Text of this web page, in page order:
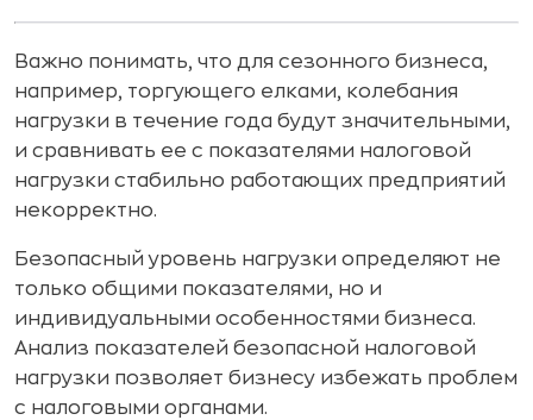
Важно понимать, что для сезонного бизнеса,
например, торгующего елками, колебания
нагрузки в течение года будут значительными,
и сравнивать ее с показателями налоговой
нагрузки стабильно работающих предприятий
некорректно.
Безопасный уровень нагрузки определяют не
только общими показателями, но и
индивидуальными особенностями бизнеса.
Анализ показателей безопасной налоговой
нагрузки позволяет бизнесу избежать проблем
с налоговыми органами.